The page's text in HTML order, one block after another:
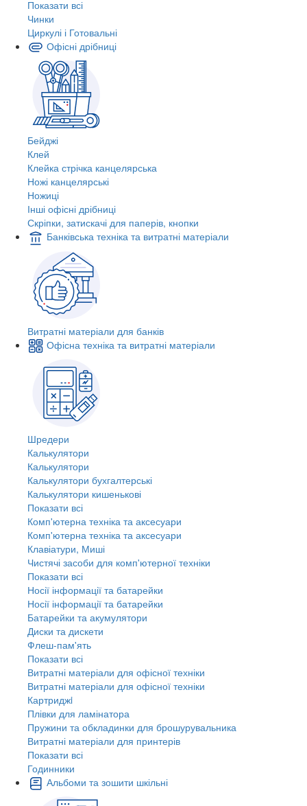
Показати всі
Чинки
Циркулі і Готовальні
Офісні дрібниці
Бейджі
Клей
Клейка стрічка канцелярська
Ножі канцелярські
Ножиці
Інші офісні дрібниці
Скріпки, затискачі для паперів, кнопки
Банківська техніка та витратні матеріали
Витратні матеріали для банків
Офісна техніка та витратні матеріали
Шредери
Калькулятори
Калькулятори
Калькулятори бухгалтерські
Калькулятори кишенькові
Показати всі
Комп'ютерна техніка та аксесуари
Комп'ютерна техніка та аксесуари
Клавіатури, Миші
Чистячі засоби для комп'ютерної техніки
Показати всі
Носії інформації та батарейки
Носії інформації та батарейки
Батарейки та акумулятори
Диски та дискети
Флеш-пам'ять
Показати всі
Витратні матеріали для офісної техніки
Витратні матеріали для офісної техніки
Картриджi
Плівки для ламінатора
Пружини та обкладинки для брошурувальника
Витратні матеріали для принтерів
Показати всі
Годинники
Альбоми та зошити шкільні